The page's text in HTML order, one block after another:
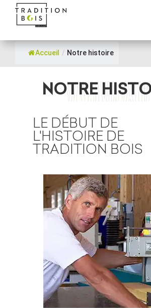
Accueil / Notre histoire
NOTRE
LE DÉBUT DE
L'HISTOIRE DE
TRADITION BOIS